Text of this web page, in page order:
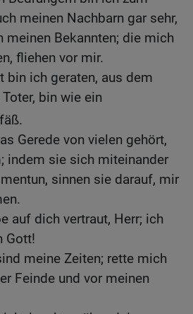
meinen Nachbarn gar sehr,
meinen Bekannten; die mich
fliehen vor mir.
bin ich geraten, aus dem
bin wie ein
Gerede von vielen gehört,
indem sie sich miteinander
sinnen sie darauf, mir
auf dich vertraut, Herr; ich
Gott!
meine Zeiten; rette mich
Feinde und vor meinen